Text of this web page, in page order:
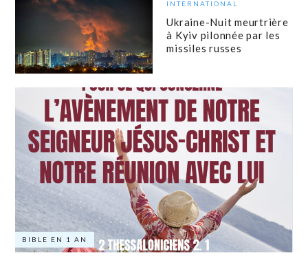
INTERNATIONAL
Ukraine-Nuit meurtrière
à Kyiv pilonnée par les
missiles russes
BIBLE EN 1 AN